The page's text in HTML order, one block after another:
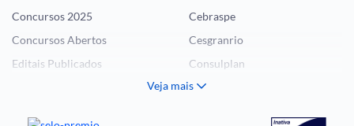
Concursos 2025
Concursos Abertos
Editais Publicados
Cebraspe
Cesgranrio
Consulplan
FCC
Veja mais